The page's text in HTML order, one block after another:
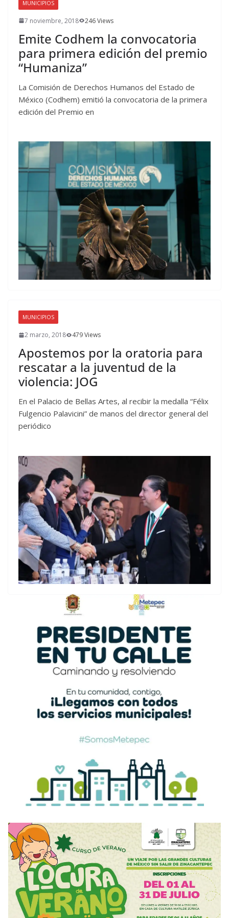
MUNICIPIOS
7 noviembre, 2018 246 Views
Emite Codhem la convocatoria
para primera edición del premio
“Humaniza”
La Comisión de Derechos Humanos del Estado de
México (Codhem) emitió la convocatoria de la primera
edición del Premio en
MUNICIPIOS
2 marzo, 2018 479 Views
Apostemos por la oratoria para
rescatar a la juventud de la
violencia: JOG
En el Palacio de Bellas Artes, al recibir la medalla “Félix
Fulgencio Palavicini” de manos del director general del
periódico